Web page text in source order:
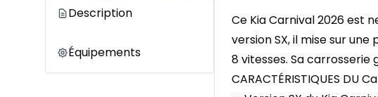
Description
Équipements
Ce Kia Carnival 2026 est
version SX, il mise sur
8 vitesses. Sa
CARACTÉRISTIQUES DU